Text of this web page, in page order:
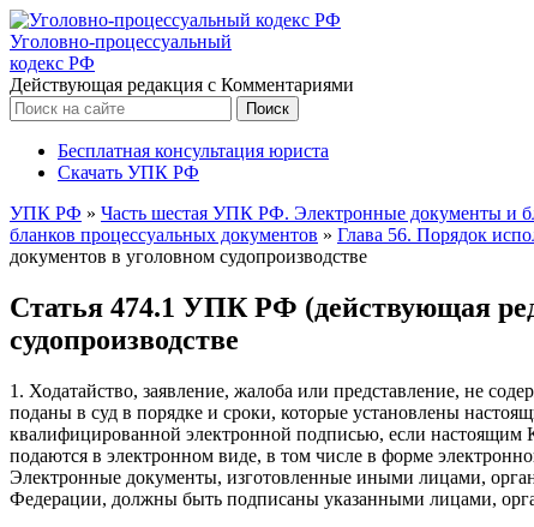
Уголовно-процессуальный
кодекс РФ
Действующая редакция с Комментариями
Бесплатная консультация юриста
Скачать УПК РФ
УПК РФ » Часть шестая УПК РФ. Электронные документы и
бланков процессуальных документов » Глава 56. Порядок
документов в уголовном судопроизводстве
Статья 474.1 УПК РФ (действующая
судопроизводстве
1. Ходатайство, заявление, жалоба или представление, не
поданы в суд в порядке и сроки, которые установлены
квалифицированной электронной подписью, если настоящим
подаются в электронном виде, в том числе в форме
Электронные документы, изготовленные иными лицами,
Федерации, должны быть подписаны указанными лицами,